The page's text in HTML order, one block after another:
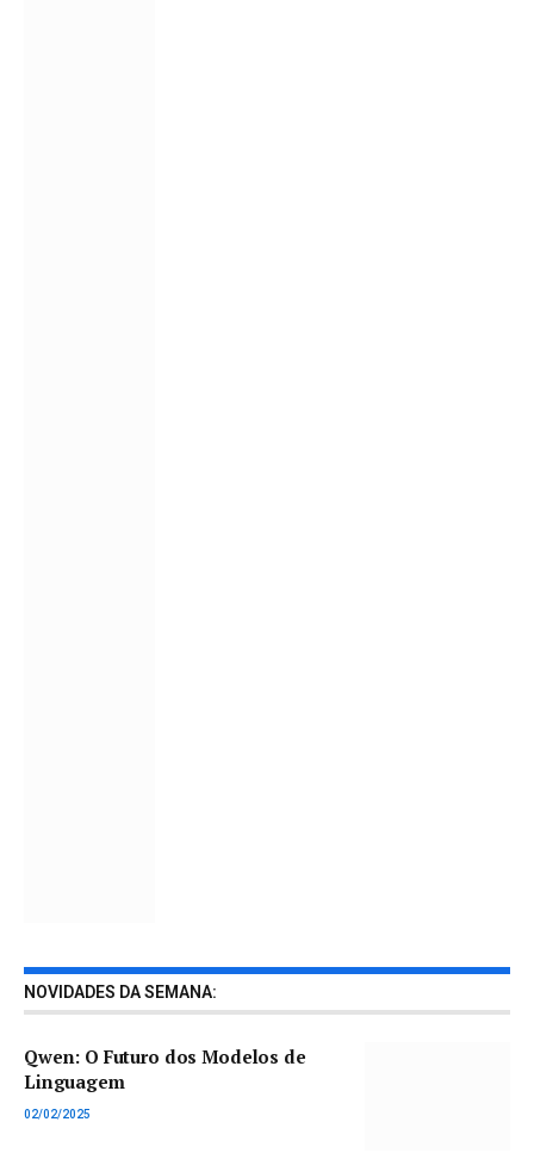
NOVIDADES DA SEMANA:
Qwen: O Futuro dos Modelos de
Linguagem
02/02/2025